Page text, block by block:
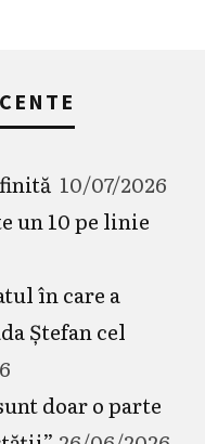
10/07/2026
un 10 pe linie
în care a
Ștefan cel
doar o parte